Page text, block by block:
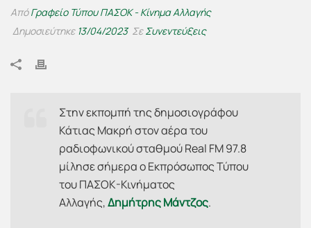
ΑπόΓραφείο Τύπου ΠΑΣΟΚ - Κίνημα Αλλαγής
Δημοσιεύτηκε 13/04/2023 ΣεΣυνεντεύξεις
Στην εκπομπή της δημοσιογράφου
Κάτιας Μακρή στον αέρα του
ραδιοφωνικού σταθμού Real FM 97.8
μίλησε σήμερα ο Εκπρόσωπος Τύπου
του ΠΑΣΟΚ-Κινήματος
Αλλαγής,Δημήτρης Μάντζος.